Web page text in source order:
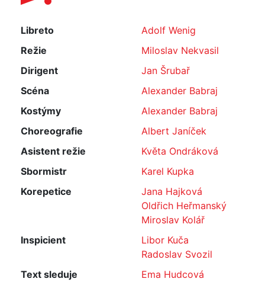
Libreto
Adolf Wenig
Režie
Miloslav Nekvasil
Dirigent
Jan Šrubař
Scéna
Alexander Babraj
Kostýmy
Alexander Babraj
Choreografie
Albert Janíček
Asistent režie
Květa Ondráková
Sbormistr
Karel Kupka
Korepetice
Jana Hajková
Oldřich Heřmanský
Miroslav Kolář
Inspicient
Libor Kuča
Radoslav Svozil
Text sleduje
Ema Hudcová